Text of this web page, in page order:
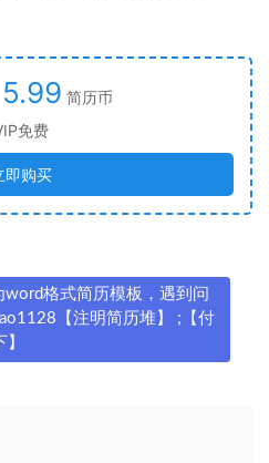
5.99 简历币
免费
即购买
格式简历模板，遇到问
【注明简历堆】 ;【付